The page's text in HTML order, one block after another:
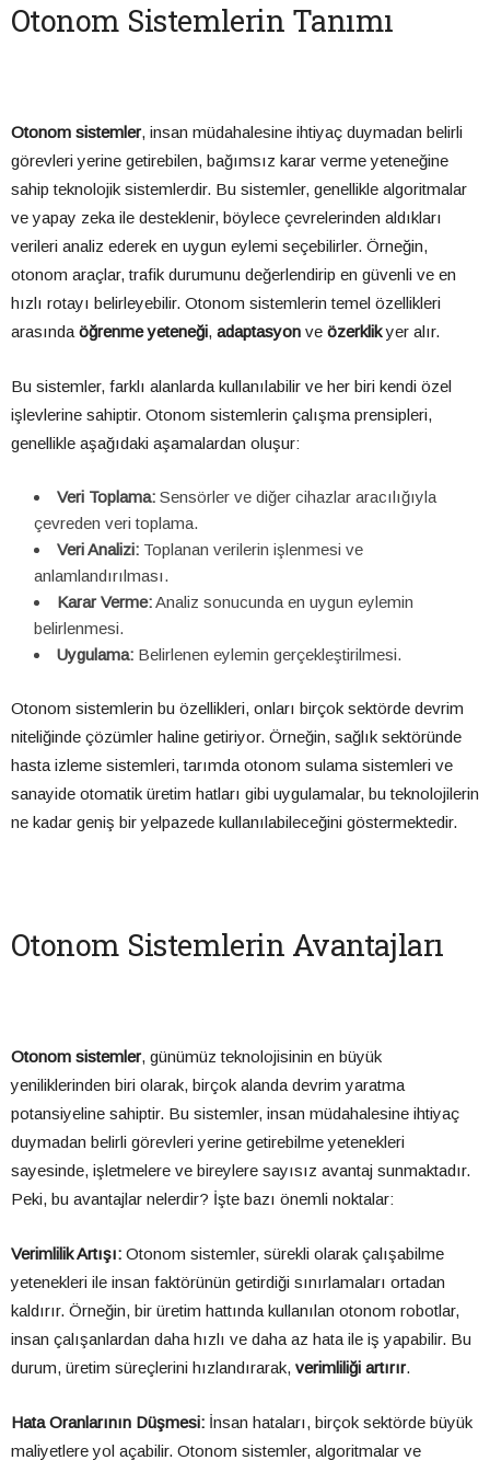
Otonom Sistemlerin Tanımı
Otonom sistemler, insan müdahalesine ihtiyaç duymadan belirli
görevleri yerine getirebilen, bağımsız karar verme yeteneğine
sahip teknolojik sistemlerdir. Bu sistemler, genellikle algoritmalar
ve yapay zeka ile desteklenir, böylece çevrelerinden aldıkları
verileri analiz ederek en uygun eylemi seçebilirler. Örneğin,
otonom araçlar, trafik durumunu değerlendirip en güvenli ve en
hızlı rotayı belirleyebilir. Otonom sistemlerin temel özellikleri
arasındaöğrenme yeteneği, adaptasyon ve özerklikyer alır.
Bu sistemler, farklı alanlarda kullanılabilir ve her biri kendi özel
işlevlerine sahiptir. Otonom sistemlerin çalışma prensipleri,
genellikle aşağıdaki aşamalardan oluşur:
Veri Toplama: Sensörler ve diğer cihazlar aracılığıyla
çevreden veri toplama.
Veri Analizi: Toplanan verilerin işlenmesi ve
anlamlandırılması.
Karar Verme:Analiz sonucunda en uygun eylemin
belirlenmesi.
Uygulama: Belirlenen eylemin gerçekleştirilmesi.
Otonom sistemlerin bu özellikleri, onları birçok sektörde devrim
niteliğinde çözümler haline getiriyor. Örneğin, sağlık sektöründe
hasta izleme sistemleri, tarımda otonom sulama sistemleri ve
sanayide otomatik üretim hatları gibi uygulamalar, bu teknolojilerin
ne kadar geniş bir yelpazede kullanılabileceğini göstermektedir.
Otonom Sistemlerin Avantajları
Otonom sistemler, günümüz teknolojisinin en büyük
yeniliklerinden biri olarak, birçok alanda devrim yaratma
potansiyeline sahiptir. Bu sistemler, insan müdahalesine ihtiyaç
duymadan belirli görevleri yerine getirebilme yetenekleri
sayesinde, işletmelere ve bireylere sayısız avantaj sunmaktadır.
Peki, bu avantajlar nelerdir? İşte bazı önemli noktalar:
Verimlilik Artışı: Otonom sistemler, sürekli olarak çalışabilme
yetenekleri ile insan faktörünün getirdiği sınırlamaları ortadan
kaldırır. Örneğin, bir üretim hattında kullanılan otonom robotlar,
insan çalışanlardan daha hızlı ve daha az hata ile iş yapabilir. Bu
durum, üretim süreçlerini hızlandırarak, verimliliği artırır.
Hata Oranlarının Düşmesi: İnsan hataları, birçok sektörde büyük
maliyetlere yol açabilir. Otonom sistemler, algoritmalar ve